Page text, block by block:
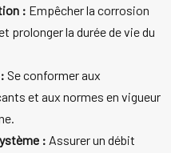
: Empêcher la corrosion
prolonger la durée de vie du
Se conformer aux
et aux normes en vigueur
: Assurer un débit